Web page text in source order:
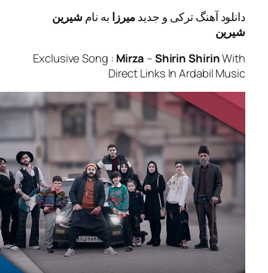
ترکی و جدیدمیرزابه نامشیرین
Exclusive Song :Mirza–Shirin
Direct Links In